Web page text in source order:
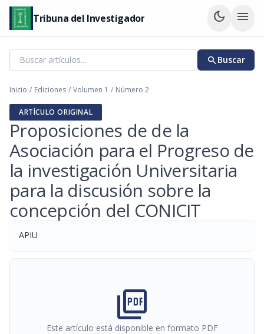
Tribuna del Investigador dark_mode menu
searchBuscar
Inicio / Ediciones / Volumen 1 / Número 2
ARTÍCULO ORIGINAL
Proposiciones de de la
Asociación para el Progreso de
la investigación Universitaria
para la discusión sobre la
concepción del CONICIT
APIU
picture_as_pdf
Este artículo está disponible en formato PDF